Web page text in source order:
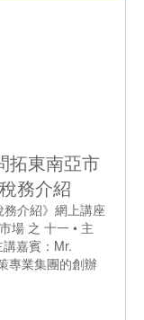
拓東南亞市
務介紹
介紹》網上講座
場 之 十一 • 主
嘉賓：Mr.
專業集團的創辦